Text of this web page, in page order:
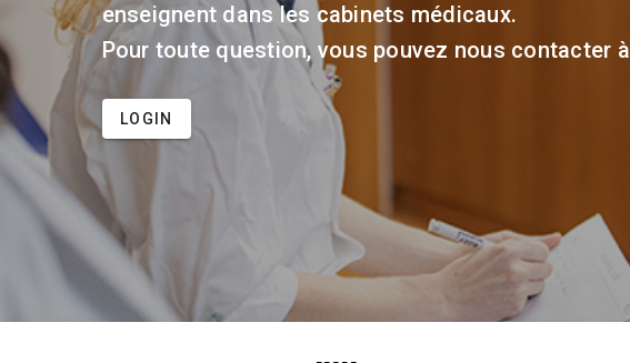
enseignent dans les cabinets médicaux.
Pour toute question, vous pouvez nous contacter à
LOGIN